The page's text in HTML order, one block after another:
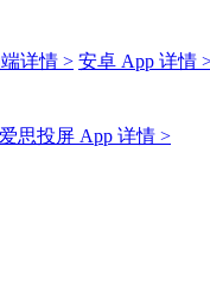
详情 > 安卓 App 详情
爱思投屏 App 详情 >